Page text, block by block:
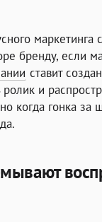
маркетинга
бренду, если
ставит
и
когда гонка за